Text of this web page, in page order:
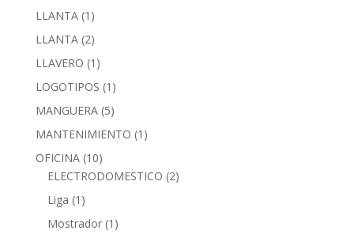
LLANTA (1)
LLANTA (2)
LLAVERO (1)
LOGOTIPOS (1)
MANGUERA (5)
MANTENIMIENTO (1)
OFICINA (10)
ELECTRODOMESTICO (2)
Liga (1)
Mostrador (1)